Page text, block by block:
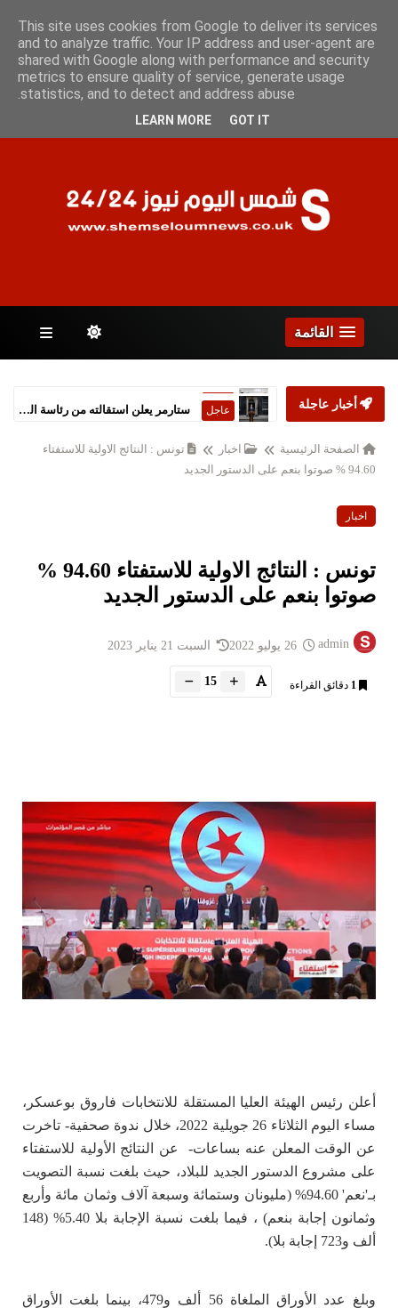
السبت 8 أغسطس 2026
الصفحات
القائمة
أخبار عاجلة عاجل
الصفحة الرئيسية اخبار
تونس : النتائج الاولية للاستفتاء
94.60 % صوتوا بنعم على الدستور الجديد
اخبار
تونس : النتائج الاولية للاستفتاء 94.60 %
صوتوا بنعم على الدستور الجديد
admin السبت 21 يناير 2023
1 دقائق القراءة 15
أعلن رئيس الهيئة العليا المستقلة للانتخابات فاروق بوعسكر،
مساء اليوم الثلاثاء 26 جويلية 2022، خلال ندوة صحفية- تاخرت
عن الوقت المعلن عنه بساعات- عن النتائج الأولية للاستفتاء
على مشروع الدستور الجديد للبلاد، حيث بلغت نسبة التصويت
بـ'نعم' 94.60% (مليونان وستمائة وسبعة آلاف وثمان مائة وأربع
وثمانون إجابة بنعم) ، فيما بلغت نسبة الإجابة بلا 5.40% (148
ألف و723 إجابة بلا).
وبلغ عدد الأوراق الملغاة 56 ألف و479، بينما بلغت الأوراق
This site uses cookies from Google to deliver its services
and to analyze traffic. Your IP address and user-agent are
shared with Google along with performance and security
metrics to ensure quality of service, generate usage
statistics, and to detect and address abuse.
LEARN MORE GOT IT